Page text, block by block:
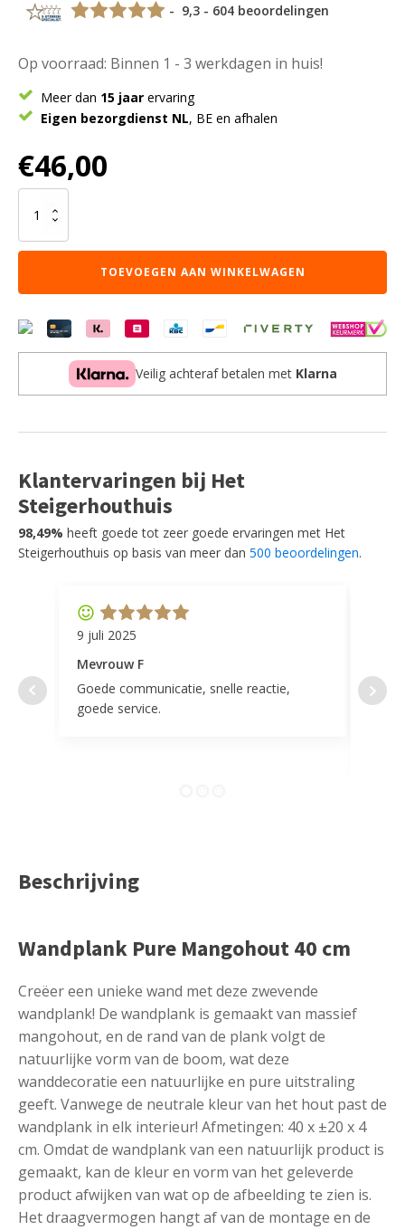
- 9,3 - 604 beoordelingen
Op voorraad: Binnen 1 - 3 werkdagen in huis!
Meer dan 15 jaar ervaring
Eigen bezorgdienst NL, BE en afhalen
€46,00
Pure
Mangohout
40
aantal
TOEVOEGEN AAN WINKELWAGEN
Veilig achteraf betalen met Klarna
Klantervaringen bij Het
Steigerhouthuis
98,49% heeft goede tot zeer goede ervaringen met Het
Steigerhouthuis op basis van meer dan 500 beoordelingen.
9 juli 2025
Mevrouw F
Goede communicatie, snelle reactie,
goede service.
door
Beschrijving
Wandplank Pure Mangohout 40 cm
Creëer een unieke wand met deze zwevende
wandplank! De wandplank is gemaakt van massief
mangohout, en de rand van de plank volgt de
natuurlijke vorm van de boom, wat deze
wanddecoratie een natuurlijke en pure uitstraling
geeft. Vanwege de neutrale kleur van het hout past de
wandplank in elk interieur! Afmetingen: 40 x ±20 x 4
cm. Omdat de wandplank van een natuurlijk product is
gemaakt, kan de kleur en vorm van het geleverde
product afwijken van wat op de afbeelding te zien is.
Het draagvermogen hangt af van de montage en de